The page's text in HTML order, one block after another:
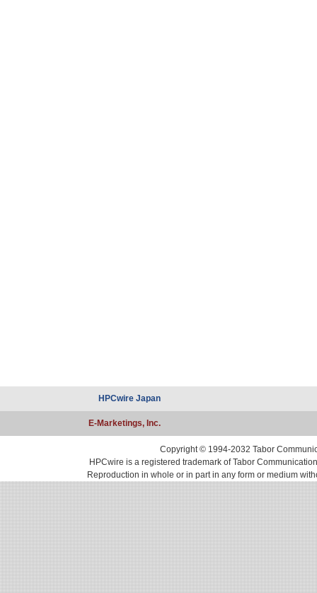
HPCwire Japan
E-Marketings, Inc.
Copyright © 1994-2032 Tabor
HPCwire is a registered trademark of Tabor
Reproduction in whole or in part in any form or medium